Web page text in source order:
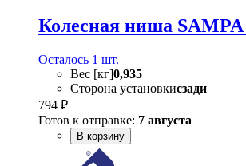
Колесная ниша SAMPA
Осталось 1 шт.
Вес [кг]0,935
Сторона установкисзади
794 ₽
Готов к отправке: 7 августа
В корзину